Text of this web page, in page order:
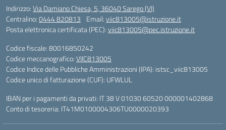
Indirizzo:Via Damiano Chiesa, 5, 36040 Sarego (VI)
Centralino:0444 820813 Email:viic813005@istruzione.it
Posta elettronica certificata (PEC):viic813005@pec.istruzione.it
Codice fiscale: 80016850242
Codice meccanografico:VIIC813005
Codice Indice delle Pubbliche Amministrazioni (IPA): istsc_viic813005
Codice unico di fatturazione (CUF): UFWLUL
IBAN per i pagamenti da privati: IT 38 V 01030 60520 000001402868
Conto di tesoreria: IT41M0100004306TU0000020393